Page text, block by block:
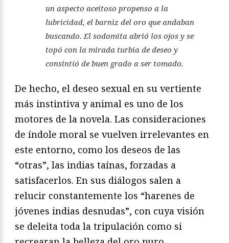
un aspecto aceitoso propenso a la
lubricidad, el barniz del oro que andaban
buscando. El sodomita abrió los ojos y se
topó con la mirada turbia de deseo y
consintió de buen grado a ser tomado.
De hecho, el deseo sexual en su vertiente
más instintiva y animal es uno de los
motores de la novela. Las consideraciones
de índole moral se vuelven irrelevantes en
este entorno, como los deseos de las
“otras”, las indias taínas, forzadas a
satisfacerlos. En sus diálogos salen a
relucir constantemente los “harenes de
jóvenes indias desnudas”, con cuya visión
se deleita toda la tripulación como si